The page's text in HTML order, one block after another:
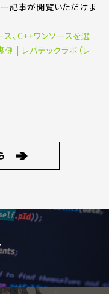
ー記事が閲覧いただけま
、C++ワンソースを選
| レバテックラボ（レ